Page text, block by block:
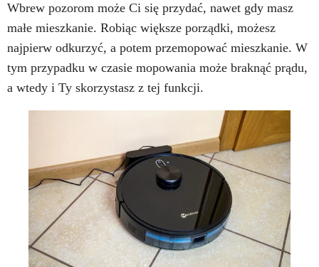
Wbrew pozorom może Ci się przydać, nawet gdy masz
małe mieszkanie. Robiąc większe porządki, możesz
najpierw odkurzyć, a potem przemopować mieszkanie. W
tym przypadku w czasie mopowania może braknąć prądu,
a wtedy i Ty skorzystasz z tej funkcji.